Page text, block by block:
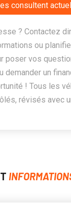
consultent
? Contactez
ou
poser vos
demander un
! Tous les
révisés avec